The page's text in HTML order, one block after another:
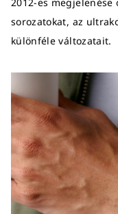
sorozatokat, az
különféle változatait.